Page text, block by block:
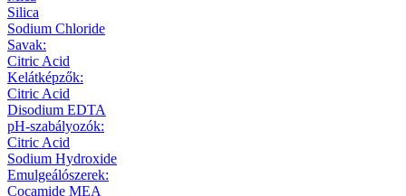
Silica
Sodium Chloride
Savak:
Citric Acid
Kelátképzők:
Citric Acid
Disodium EDTA
pH-szabályozók:
Citric Acid
Sodium Hydroxide
Emulgeálószerek:
Cocamide MEA